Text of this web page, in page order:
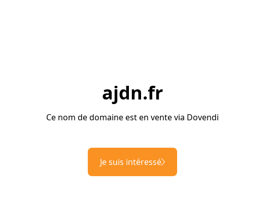
ajdn.fr
Ce nom de domaine est en vente via Dovendi
Je suis intéressé